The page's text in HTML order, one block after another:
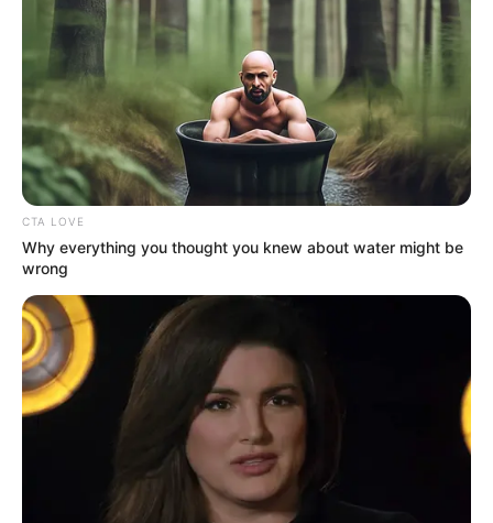
TEMAS DESTACADOS
RECIBO DEL AGUA
LOCALIDAD DE USAQUÉN
CUNDINAMARCA
DESAPARECIDOS
CORTES DE LUZ
LOCALIDAD DE ENGATIVÁ
REGIOTRAM DE OCCIDENTE
LOCALIDAD DE SUBA
CTA LOVE
Why everything you thought you knew about water might be
wrong